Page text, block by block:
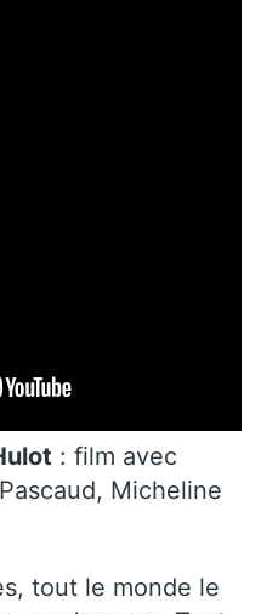
: film avec
Micheline
tout le monde le